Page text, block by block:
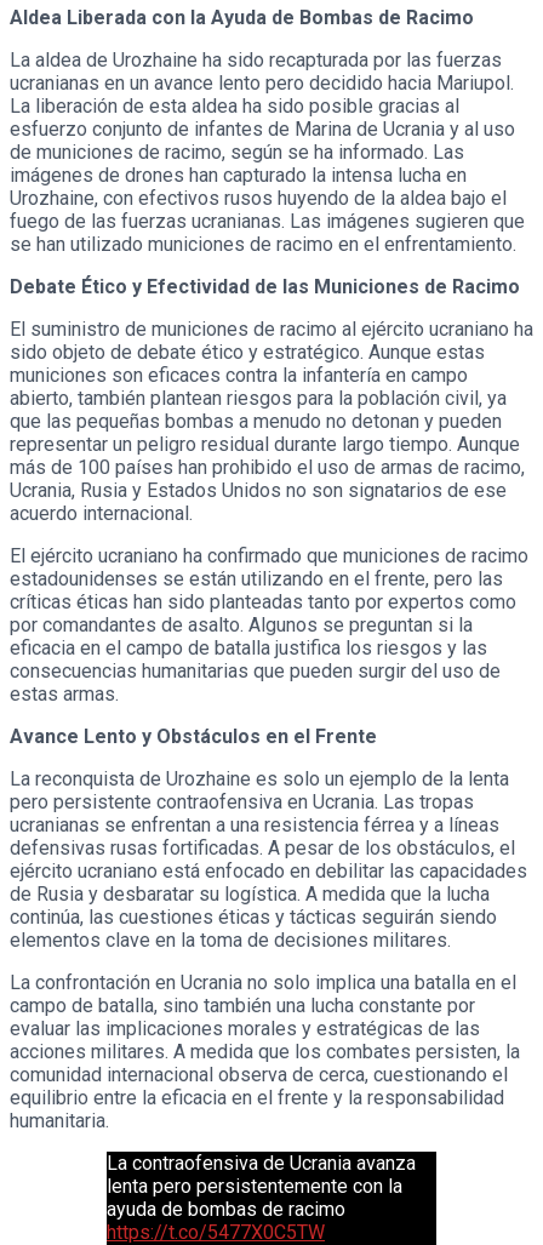
Aldea Liberada con la Ayuda de Bombas de Racimo
La aldea de Urozhaine ha sido recapturada por las fuerzas
ucranianas en un avance lento pero decidido hacia Mariupol.
La liberación de esta aldea ha sido posible gracias al
esfuerzo conjunto de infantes de Marina de Ucrania y al uso
de municiones de racimo, según se ha informado. Las
imágenes de drones han capturado la intensa lucha en
Urozhaine, con efectivos rusos huyendo de la aldea bajo el
fuego de las fuerzas ucranianas. Las imágenes sugieren que
se han utilizado municiones de racimo en el enfrentamiento.
Debate Ético y Efectividad de las Municiones de Racimo
El suministro de municiones de racimo al ejército ucraniano ha
sido objeto de debate ético y estratégico. Aunque estas
municiones son eficaces contra la infantería en campo
abierto, también plantean riesgos para la población civil, ya
que las pequeñas bombas a menudo no detonan y pueden
representar un peligro residual durante largo tiempo. Aunque
más de 100 países han prohibido el uso de armas de racimo,
Ucrania, Rusia y Estados Unidos no son signatarios de ese
acuerdo internacional.
El ejército ucraniano ha confirmado que municiones de racimo
estadounidenses se están utilizando en el frente, pero las
críticas éticas han sido planteadas tanto por expertos como
por comandantes de asalto. Algunos se preguntan si la
eficacia en el campo de batalla justifica los riesgos y las
consecuencias humanitarias que pueden surgir del uso de
estas armas.
Avance Lento y Obstáculos en el Frente
La reconquista de Urozhaine es solo un ejemplo de la lenta
pero persistente contraofensiva en Ucrania. Las tropas
ucranianas se enfrentan a una resistencia férrea y a líneas
defensivas rusas fortificadas. A pesar de los obstáculos, el
ejército ucraniano está enfocado en debilitar las capacidades
de Rusia y desbaratar su logística. A medida que la lucha
continúa, las cuestiones éticas y tácticas seguirán siendo
elementos clave en la toma de decisiones militares.
La confrontación en Ucrania no solo implica una batalla en el
campo de batalla, sino también una lucha constante por
evaluar las implicaciones morales y estratégicas de las
acciones militares. A medida que los combates persisten, la
comunidad internacional observa de cerca, cuestionando el
equilibrio entre la eficacia en el frente y la responsabilidad
humanitaria.
La contraofensiva de Ucrania avanza
lenta pero persistentemente con la
ayuda de bombas de racimo
https://t.co/5477X0C5TW